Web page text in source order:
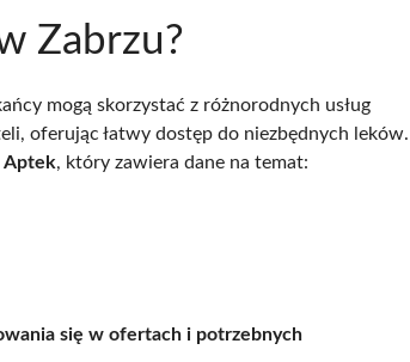
Zabrzu?
mogą skorzystać z różnorodnych usług
oferując łatwy dostęp do niezbędnych leków.
Aptek, który zawiera dane na temat:
się w ofertach i potrzebnych